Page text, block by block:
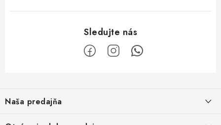
p
ä
Naša predajňa